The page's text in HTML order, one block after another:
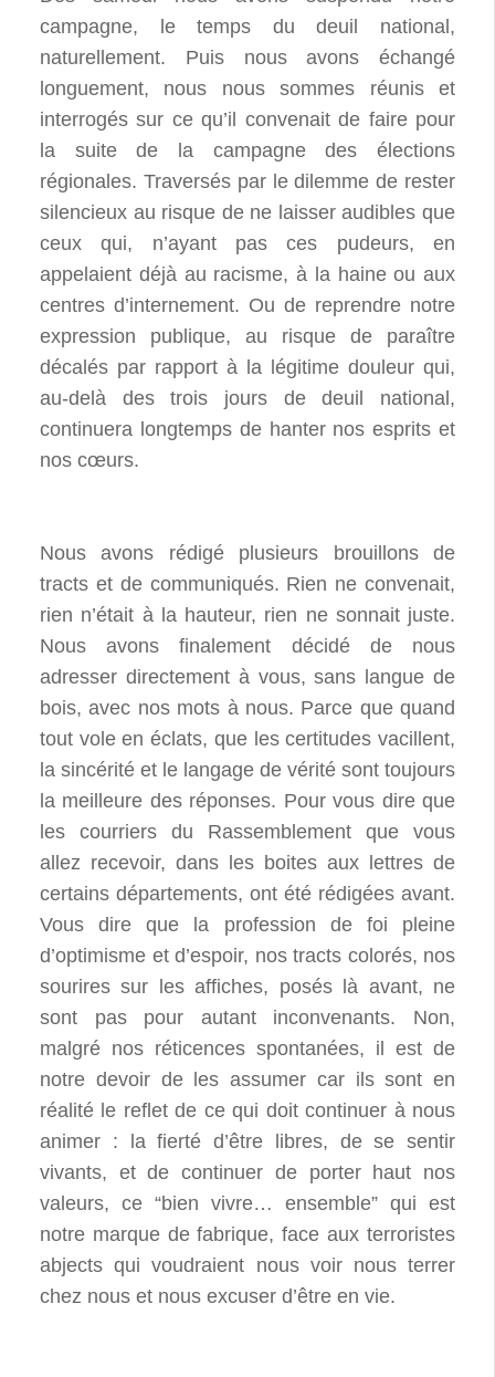
campagne, le temps du deuil national,
naturellement. Puis nous avons échangé
longuement, nous nous sommes réunis et
interrogés sur ce qu’il convenait de faire pour
la suite de la campagne des élections
régionales. Traversés par le dilemme de rester
silencieux au risque de ne laisser audibles que
ceux qui, n’ayant pas ces pudeurs, en
appelaient déjà au racisme, à la haine ou aux
centres d’internement. Ou de reprendre notre
expression publique, au risque de paraître
décalés par rapport à la légitime douleur qui,
au-delà des trois jours de deuil national,
continuera longtemps de hanter nos esprits et
nos cœurs.
Nous avons rédigé plusieurs brouillons de
tracts et de communiqués. Rien ne convenait,
rien n’était à la hauteur, rien ne sonnait juste.
Nous avons finalement décidé de nous
adresser directement à vous, sans langue de
bois, avec nos mots à nous. Parce que quand
tout vole en éclats, que les certitudes vacillent,
la sincérité et le langage de vérité sont toujours
la meilleure des réponses. Pour vous dire que
les courriers du Rassemblement que vous
allez recevoir, dans les boites aux lettres de
certains départements, ont été rédigées avant.
Vous dire que la profession de foi pleine
d’optimisme et d’espoir, nos tracts colorés, nos
sourires sur les affiches, posés là avant, ne
sont pas pour autant inconvenants. Non,
malgré nos réticences spontanées, il est de
notre devoir de les assumer car ils sont en
réalité le reflet de ce qui doit continuer à nous
animer : la fierté d’être libres, de se sentir
vivants, et de continuer de porter haut nos
valeurs, ce “bien vivre… ensemble” qui est
notre marque de fabrique, face aux terroristes
abjects qui voudraient nous voir nous terrer
chez nous et nous excuser d’être en vie.